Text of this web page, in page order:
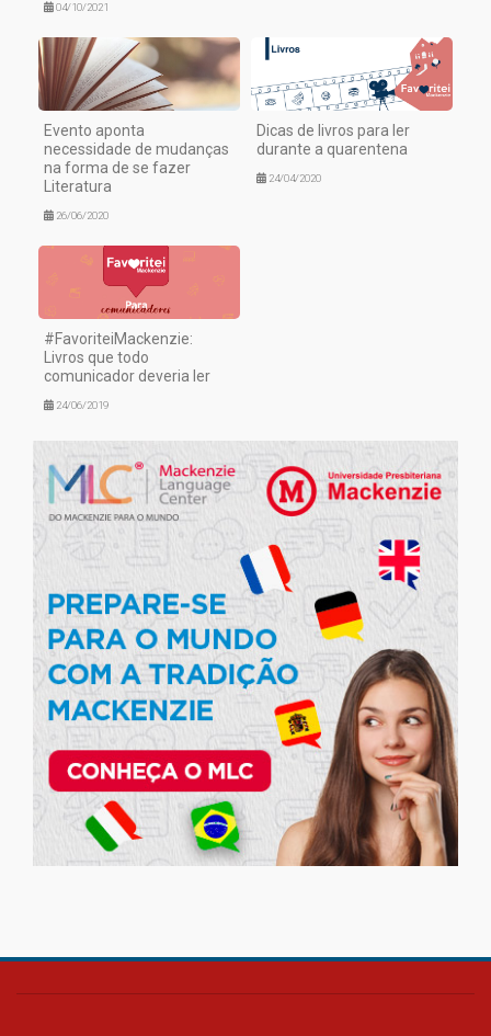
04/10/2021
Evento aponta
necessidade de mudanças
na forma de se fazer
Literatura
26/06/2020
Dicas de livros para ler
durante a quarentena
24/04/2020
#FavoriteiMackenzie:
Livros que todo
comunicador deveria ler
24/06/2019